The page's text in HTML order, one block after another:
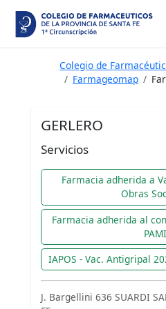
contenido
Colegio de
Farmageomap
GERLERO
Servicios
Farmacia adherida a
Obras
Farmacia adherida al
PAMI
IAPOS - Vac. Antigripal
J. Bargellini 636 SUARDI